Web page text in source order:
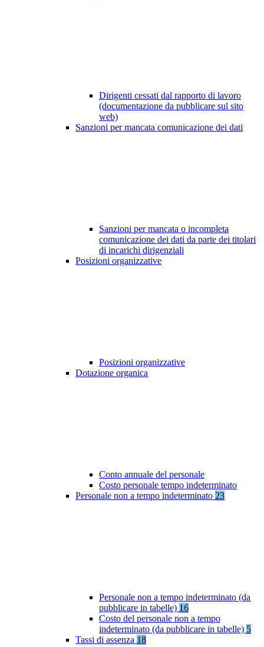
Dirigenti cessati dal rapporto di lavoro
(documentazione da pubblicare sul sito
web)
Sanzioni per mancata comunicazione dei dati
Sanzioni per mancata o incompleta
comunicazione dei dati da parte dei titolari
di incarichi dirigenziali
Posizioni organizzative
Posizioni organizzative
Dotazione organica
Conto annuale del personale
Costo personale tempo indeterminato
Personale non a tempo indeterminato 23
Personale non a tempo indeterminato (da
pubblicare in tabelle) 16
Costo del personale non a tempo
indeterminato (da pubblicare in tabelle) 5
Tassi di assenza 18